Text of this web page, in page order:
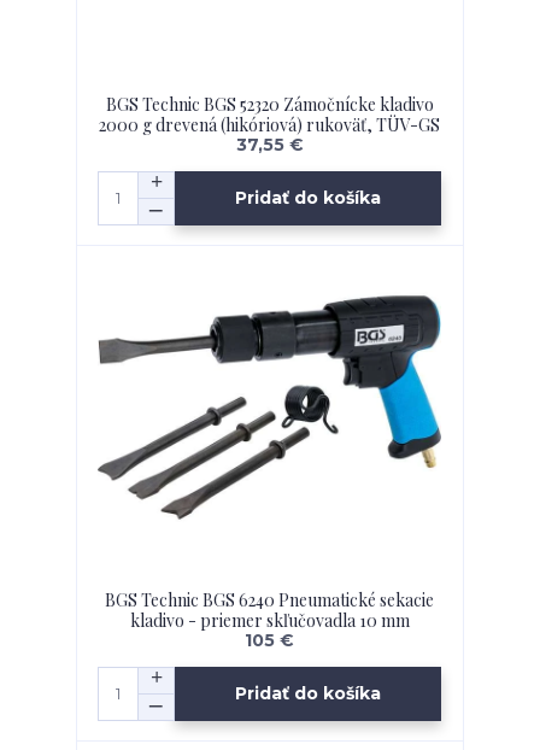
BGS Technic BGS 52320 Zámočnícke kladivo
2000 g drevená (hikóriová) rukoväť, TÜV-GS
37,55 €
Pridať do košíka
BGS Technic BGS 6240 Pneumatické sekacie
kladivo - priemer skľučovadla 10 mm
105 €
Pridať do košíka